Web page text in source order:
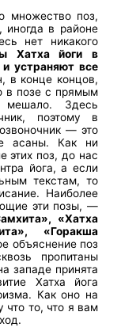
множество поз,
иногда в районе
нет никакого
Хатха йоги в
и устраняют все
в конце концов,
в позе с прямым
мешало. Здесь
поэтому в
— это
асаны. Как ни
этих поз, до нас
йога, а если
текстам, то
Наиболее
эти позы, —
«Хатха
«Горакша
объяснение поз
пропитаны
западе принята
Хатха йога
Как оно на
то, что я вам